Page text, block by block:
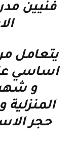
فنيين
يتعامل
اساسي
و
حجر